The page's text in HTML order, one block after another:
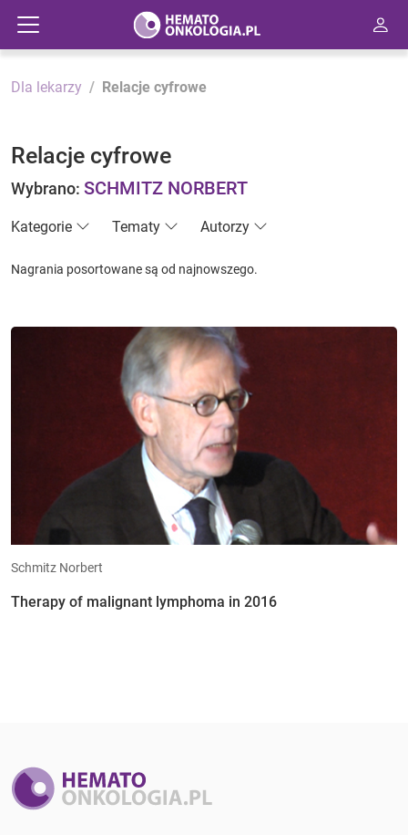
Dla lekarzy Relacje cyfrowe
Relacje cyfrowe
Wybrano: SCHMITZ NORBERT
Kategorie Tematy Autorzy
Nagrania posortowane są od najnowszego.
Schmitz Norbert
Therapy of malignant lymphoma in 2016